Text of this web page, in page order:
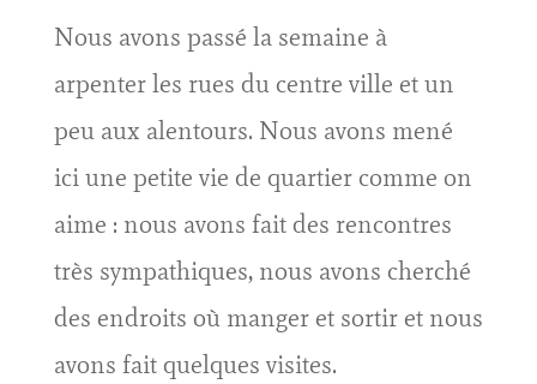
Nous avons passé la semaine à
arpenter les rues du centre ville et un
peu aux alentours. Nous avons mené
ici une petite vie de quartier comme on
aime : nous avons fait des rencontres
très sympathiques, nous avons cherché
des endroits où manger et sortir et nous
avons fait quelques visites.